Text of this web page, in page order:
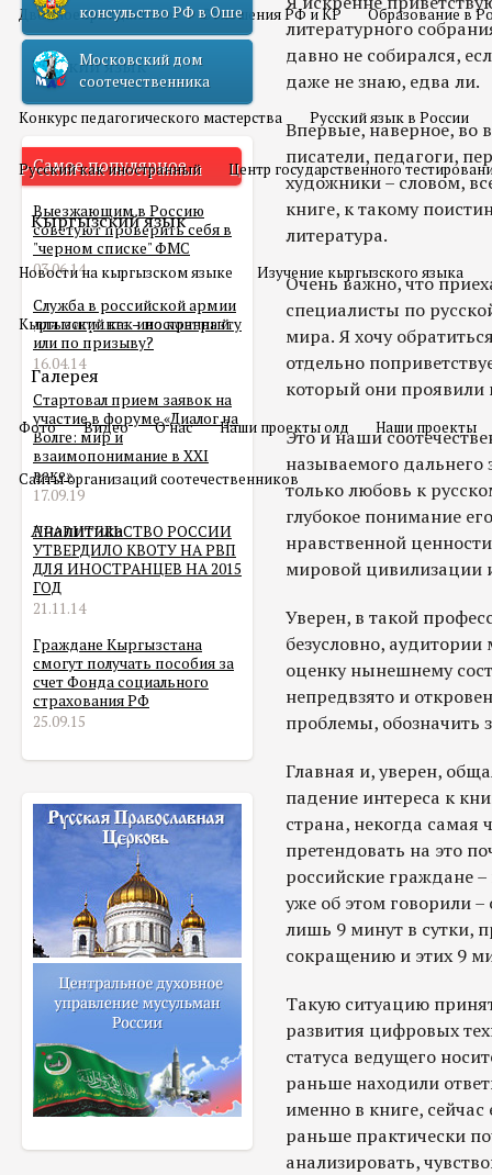
Двойное гражданство Отношения РФ и КР Образование в
Русский язык
Конкурс педагогического мастерства Русский язык в России
Русский как иностранный Центр государственного
Кыргызский язык
Новости на кыргызском языке Изучение кыргызского языка
Кыргызский как иностранный
Галерея
Фото Видео О нас Наши проекты олд Наши проекты
Сайты организаций соотечественников
Аналитика
консульство РФ в Оше
Московский дом
соотечественника
Самое популярное
Выезжающим в Россию
советуют проверить себя в
"черном списке" ФМС
03.06.14
Служба в российской армии
для мигранта – по контракту
или по призыву?
16.04.14
Стартовал прием заявок на
участие в форуме «Диалог на
Волге: мир и
взаимопонимание в XXI
веке»
17.09.19
ПРАВИТЕЛЬСТВО РОССИИ
УТВЕРДИЛО КВОТУ НА РВП
ДЛЯ ИНОСТРАНЦЕВ НА 2015
ГОД
21.11.14
Граждане Кыргызстана
смогут получать пособия за
счет Фонда социального
страхования РФ
25.09.15
литературного
давно не собирался,
даже не знаю, едва ли.
Впервые, наверное, во
писатели, педагоги,
художники – словом,
книге, к такому
литература.
Очень важно, что
специалисты по
мира. Я хочу
отдельно
который они
Это и наши
называемого дальнего
только любовь к
глубокое понимание
нравственной
мировой цивилизации
Уверен, в такой
безусловно,
оценку нынешнему
непредвзято и
проблемы, обозначить
Главная и, уверен,
падение интереса к
страна, некогда
претендовать на это
российские граждане
уже об этом говорили
лишь 9 минут в сутки,
сокращению и этих 9
Такую ситуацию
развития цифровых
статуса ведущего
раньше находили
именно в книге,
раньше практически
анализировать,